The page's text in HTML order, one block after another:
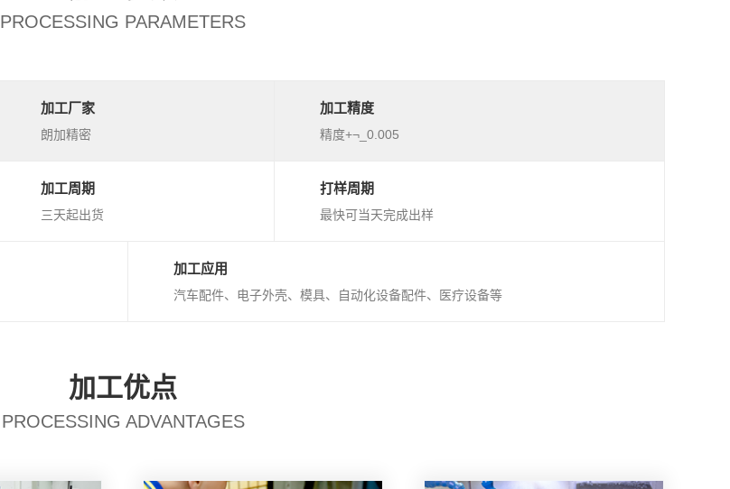
PROCESSING PARAMETERS
加工厂家
朗加精密
加工精度
精度+¬_0.005
加工周期
三天起出货
打样周期
最快可当天完成出样
加工应用
汽车配件、电子外壳、模具、自动化设备配件、医疗设备等
加工优点
PROCESSING ADVANTAGES